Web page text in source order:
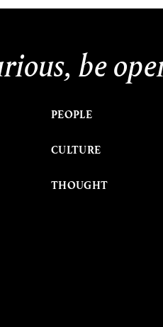
be
PEOPLE
CULTURE
THOUGHT